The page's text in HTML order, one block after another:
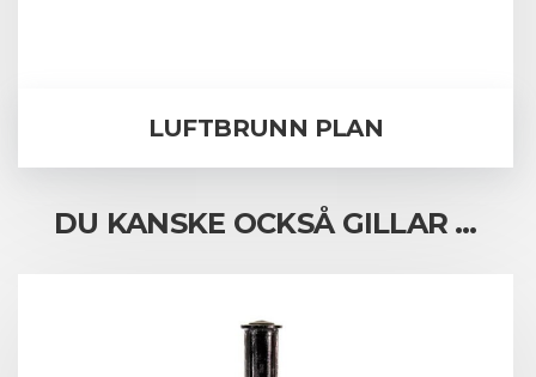
LUFTBRUNN PLAN
DU KANSKE OCKSÅ GILLAR …